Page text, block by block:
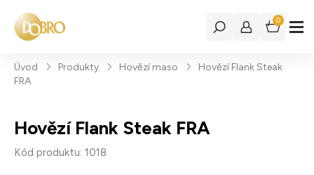
0
Úvod Produkty Hovězí maso
Hovězí Flank Steak
FRA
Hovězí Flank Steak FRA
Kód produktu: 1018